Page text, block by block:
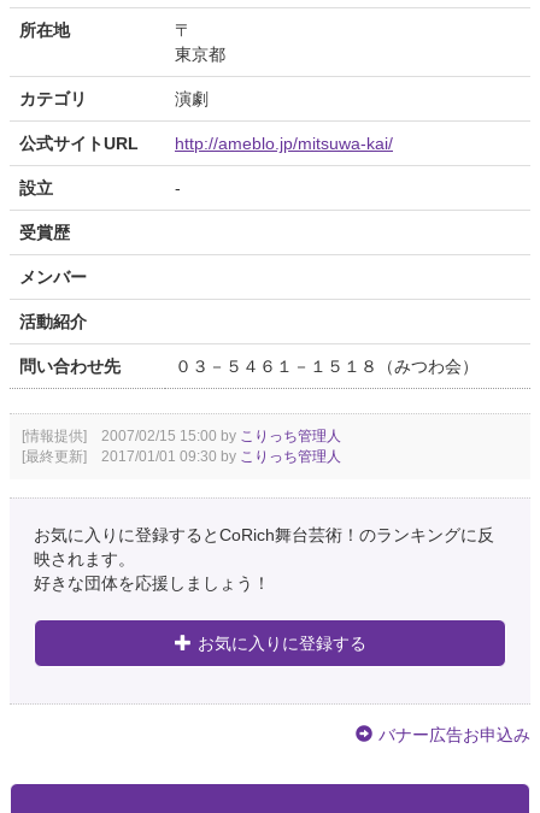
所在地
〒
東京都
カテゴリ 演劇
公式サイトURL http://ameblo.jp/mitsuwa-kai/
設立 -
受賞歴
メンバー
活動紹介
問い合わせ先 ０３－５４６１－１５１８（みつわ会）
[情報提供] 2007/02/15 15:00 by こりっち管理人
[最終更新] 2017/01/01 09:30 by こりっち管理人
お気に入りに登録するとCoRich舞台芸術！のランキングに反
映されます。
好きな団体を応援しましょう！
お気に入りに登録する
バナー広告お申込み